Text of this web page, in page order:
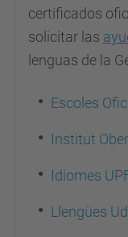
certificados
solicitar las
lenguas de la
Escoles
Institut
Idiomes
Llengües